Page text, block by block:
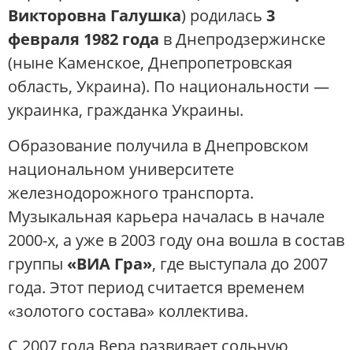
Викторовна Галушка) родилась 3
февраля 1982 года в Днепродзержинске
(ныне Каменское, Днепропетровская
область, Украина). По национальности —
украинка, гражданка Украины.
Образование получила в Днепровском
национальном университете
железнодорожного транспорта.
Музыкальная карьера началась в начале
2000-х, а уже в 2003 году она вошла в состав
группы «ВИА Гра», где выступала до 2007
года. Этот период считается временем
«золотого состава» коллектива.